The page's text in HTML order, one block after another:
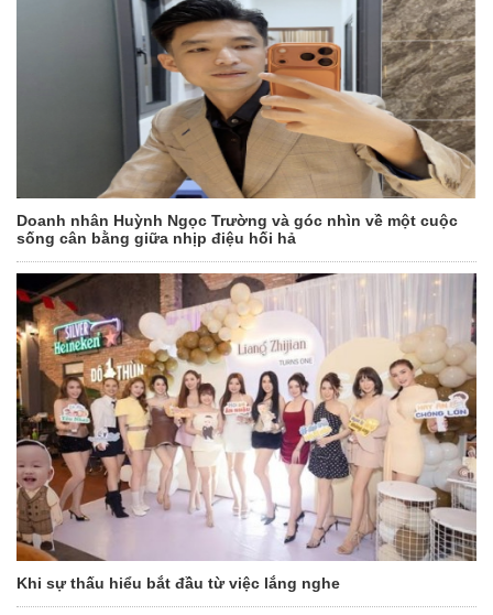
Doanh nhân Huỳnh Ngọc Trường và góc nhìn về một cuộc
sống cân bằng giữa nhịp điệu hối hả
Khi sự thấu hiểu bắt đầu từ việc lắng nghe